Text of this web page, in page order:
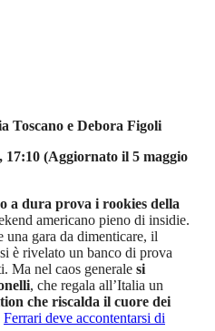
Toscano e Debora Figoli
17:10 (Aggiornato il 5 maggio
a dura prova i rookies della
americano pieno di insidie.
gara da dimenticare, il
è rivelato un banco di prova
Ma nel caos generale si
, che regala all’Italia un
che riscalda il cuore dei
Ferrari deve accontentarsi di